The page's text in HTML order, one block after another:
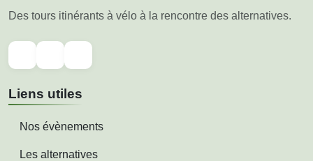
Des tours itinérants à vélo à la rencontre des alternatives.
Liens utiles
Nos évènements
Les alternatives